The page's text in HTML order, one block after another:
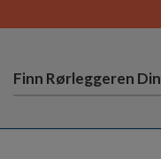
Finn Rørleggeren Din